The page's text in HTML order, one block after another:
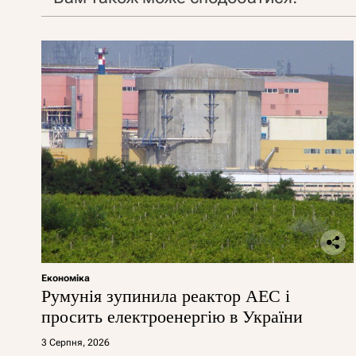
Економіка
Румунія зупинила реактор АЕС і
просить електроенергію в України
3 Серпня, 2026